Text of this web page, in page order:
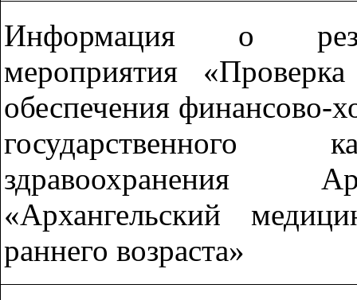
Информация о
мероприятия
обеспечения финансово-
государственного
здравоохранения
«Архангельский
раннего возраста»